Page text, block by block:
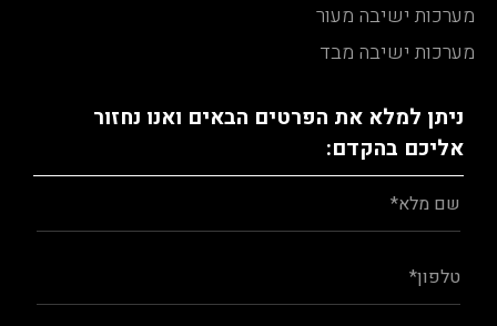
מערכות ישיבה מעור
מערכות ישיבה מבד
ניתן למלא את הפרטים הבאים ואנו נחזור
אליכם בהקדם: